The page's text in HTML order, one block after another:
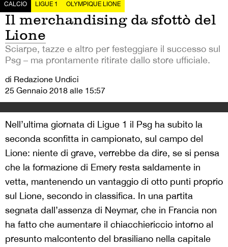
CALCIO LIGUE 1 OLYMPIQUE LIONE
Il merchandising da sfottò del
Lione
Sciarpe, tazze e altro per festeggiare il successo sul
Psg – ma prontamente ritirate dallo store ufficiale.
di Redazione Undici
25 Gennaio 2018 alle 15:57
Nell’ultima giornata di Ligue 1 il Psg ha subito la
seconda sconfitta in campionato, sul campo del
Lione: niente di grave, verrebbe da dire, se si pensa
che la formazione di Emery resta saldamente in
vetta, mantenendo un vantaggio di otto punti proprio
sul Lione, secondo in classifica. In una partita
segnata dall’assenza di Neymar, che in Francia non
ha fatto che aumentare il chiacchiericcio intorno al
presunto malcontento del brasiliano nella capitale